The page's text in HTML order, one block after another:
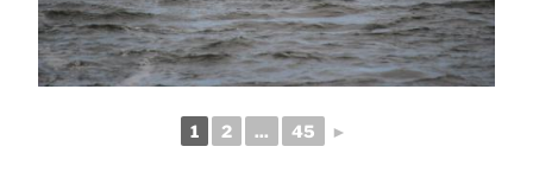
1 2 ... 45 ►